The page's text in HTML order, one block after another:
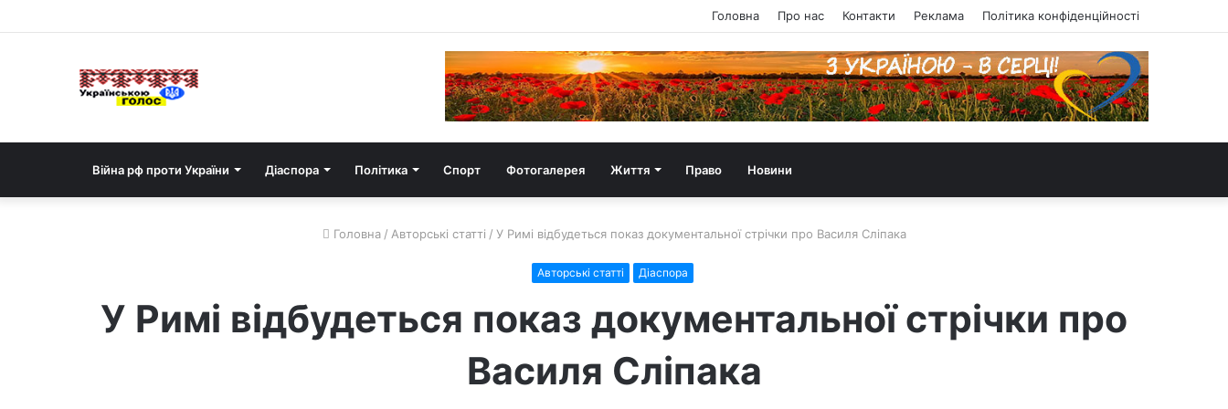
Головна Про нас Контакти Реклама Політика конфіденційності
Війна рф проти України Діаспора Політика Спорт Фотогалерея Життя Право Новини
Головна / Авторські статті / У Римі відбудеться показ документальної стрічки про Василя Сліпака
Авторські статті Діаспора
У Римі відбудеться показ документальної стрічки про
Василя Сліпака